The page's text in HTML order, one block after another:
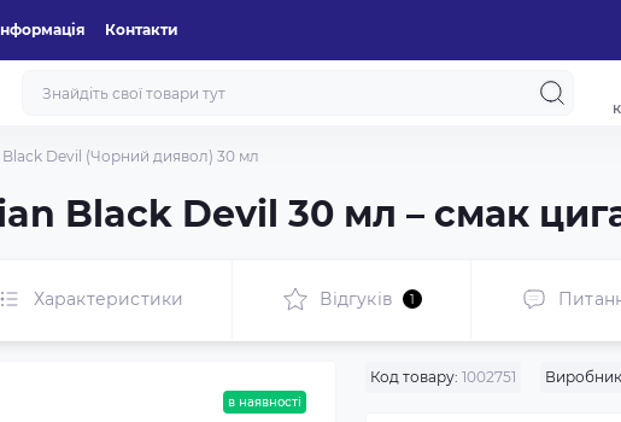
Контакти
Black Devil (Чорний диявол) 30 мл
Black Devil 30 мл – смак
Характеристики Відгуків 1
в наявності
Код товару: 1002751